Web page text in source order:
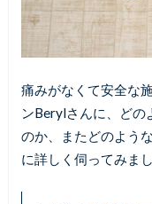
痛みがなくて安全な
ンBerylさんに、どの
のか、またどのよう
に詳しく伺ってみまし